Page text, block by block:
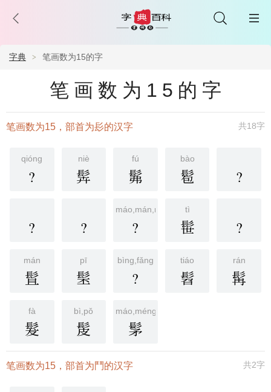
字典 笔画数为15的字
笔画数为15的字
共18字
笔画数为15，部首为髟的汉字
qióng
?
niè
䯵
fú
髴
bào
髱 ?
? ?
máo,mán,mián
?
tì
髰 ?
mán
䯶
pī
髬
bìng,fǎng
?
tiáo
髫
rán
髯
fà
髮
bì,pǒ
髲
máo,méng
髳
共2字
笔画数为15，部首为鬥的汉字